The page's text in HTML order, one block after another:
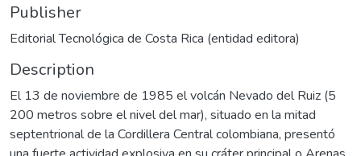
Publisher
Editorial Tecnológica de Costa Rica (entidad editora)
Description
El 13 de noviembre de 1985 el volcán Nevado del Ruiz (5
200 metros sobre el nivel del mar), situado en la mitad
septentrional de la Cordillera Central colombiana, presentó